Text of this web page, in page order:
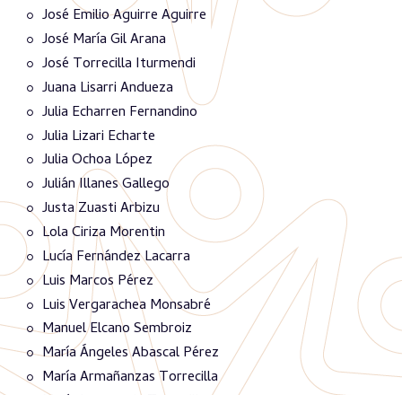
José Emilio Aguirre Aguirre
José María Gil Arana
José Torrecilla Iturmendi
Juana Lisarri Andueza
Julia Echarren Fernandino
Julia Lizari Echarte
Julia Ochoa López
Julián Illanes Gallego
Justa Zuasti Arbizu
Lola Ciriza Morentin
Lucía Fernández Lacarra
Luis Marcos Pérez
Luis Vergarachea Monsabré
Manuel Elcano Sembroiz
María Ángeles Abascal Pérez
María Armañanzas Torrecilla